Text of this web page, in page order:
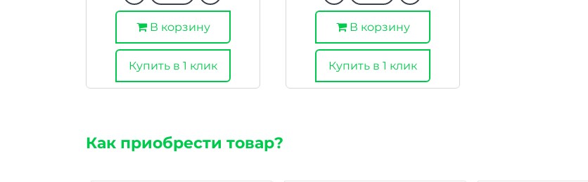
В корзину
Купить в 1 клик
В корзину
Купить в 1 клик
Как приобрести товар?